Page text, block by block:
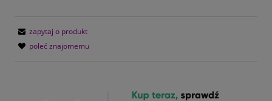
zapytaj o produkt
poleć znajomemu